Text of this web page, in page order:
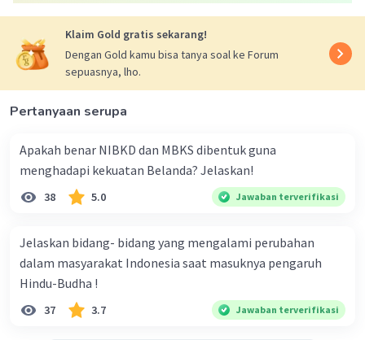
Klaim Gold gratis sekarang!
Dengan Gold kamu bisa tanya soal ke Forum
sepuasnya, lho.
Pertanyaan serupa
Apakah benar NIBKD dan MBKS dibentuk guna
menghadapi kekuatan Belanda? Jelaskan!
38 5.0 Jawaban terverifikasi
Jelaskan bidang- bidang yang mengalami perubahan
dalam masyarakat Indonesia saat masuknya pengaruh
Hindu-Budha !
37 3.7 Jawaban terverifikasi